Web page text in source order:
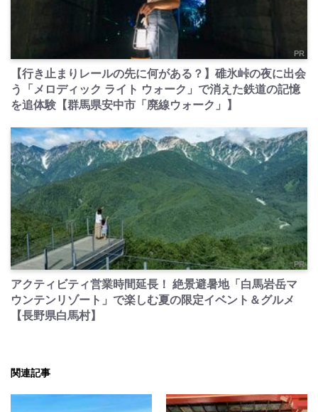
PR
【行き止まりレールの先に何がある？】碓氷峠の夜に出会
う「メロディック ライト ウォーク」で消えた鉄道の記憶
を追体験【群馬県安中市「廃線ウォーク」】
PR
アクティビティ営業時間延長！ 絶景避暑地「白馬岩岳マ
ウンテンリゾート」で楽しむ夏の限定イベント＆グルメ
【長野県白馬村】
関連記事